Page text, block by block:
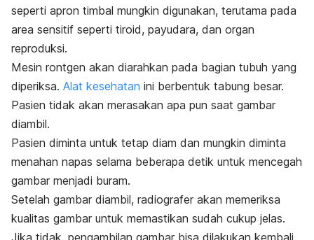
seperti apron timbal mungkin digunakan, terutama pada
area sensitif seperti tiroid, payudara, dan organ
reproduksi.
Mesin rontgen akan diarahkan pada bagian tubuh yang
diperiksa. Alat kesehatan ini berbentuk tabung besar.
Pasien tidak akan merasakan apa pun saat gambar
diambil.
Pasien diminta untuk tetap diam dan mungkin diminta
menahan napas selama beberapa detik untuk mencegah
gambar menjadi buram.
Setelah gambar diambil, radiografer akan memeriksa
kualitas gambar untuk memastikan sudah cukup jelas.